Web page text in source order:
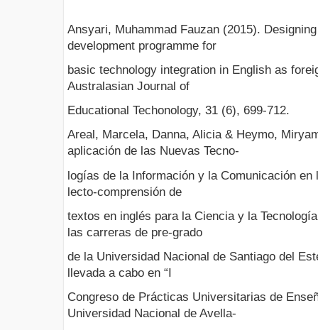
Ansyari, Muhammad Fauzan (2015).
development programme for
basic technology integration in English as
Australasian Journal of
Educational Techonology, 31 (6), 699-712.
Areal, Marcela, Danna, Alicia & Heymo,
aplicación de las Nuevas Tecno-
logías de la Información y la Comunicación
lecto-comprensión de
textos en inglés para la Ciencia y la
las carreras de pre-grado
de la Universidad Nacional de Santiago del
llevada a cabo en “I
Congreso de Prácticas Universitarias de
Universidad Nacional de Avella-